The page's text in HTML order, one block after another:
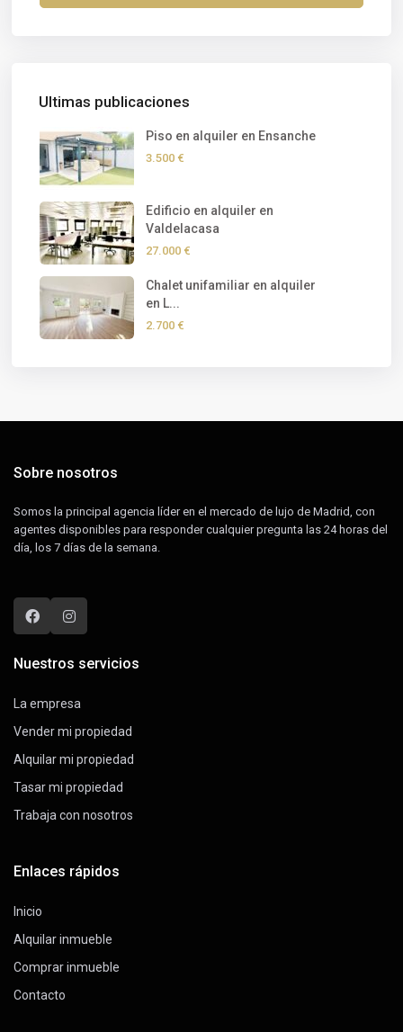
Ultimas publicaciones
Piso en alquiler en Ensanche
3.500 €
Edificio en alquiler en
Valdelacasa
27.000 €
Chalet unifamiliar en alquiler
en L...
2.700 €
Sobre nosotros
Somos la principal agencia líder en el mercado de lujo de Madrid, con
agentes disponibles para responder cualquier pregunta las 24 horas del
día, los 7 días de la semana.
Nuestros servicios
La empresa
Vender mi propiedad
Alquilar mi propiedad
Tasar mi propiedad
Trabaja con nosotros
Enlaces rápidos
Inicio
Alquilar inmueble
Comprar inmueble
Contacto